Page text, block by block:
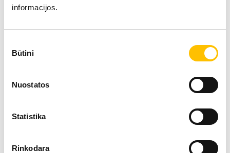
informacijos.
pasirinkimas
Būtini
Nuostatos
Statistika
Rinkodara